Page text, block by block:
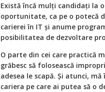
Există încă mulți candidați la
oportunitate, ca pe o potecă
carierei în IT și anume
posibilitatea de dezvoltare
O parte din cei care practică
grăbesc să folosească
adesea le scapă. Și atunci,
cariera pe care ai putea să o